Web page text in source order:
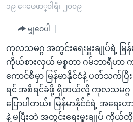
များ
ကျော်
ကြည့်
ပင်မ
အစ္စရေး-ပါလက်စတိုင်း
ရပ်ဝန်းတခု လမ်းတခု အလွန်
အင်္ဂလိပ်စာလေ့လာမယ်
အမေရိကန်သုံးအီဒီယံ
မကြေးမုံရဲ့ အင်္ဂလိပ်စာ
ရုပ်ရှင်ထဲက အင်္ဂလိပ်စာ
အပတ်စဉ်ကဏ္ဍများ
ရေဒီယို
တီဗွီ
ရေဒီယိုနှင့်ရုပ်သံ အချက်အလက်များ
ရေဒီယို/တီဗွီအစီအစဉ်
၁၉ ေဖေဖာ္၀ါရီ၊ ၂၀၀၉
မျှဝေပါ
ကုလသမဂ္ဂ အတွင်းရေးမှူးချုပ်ရဲ့ မြ
ကိုယ်စားလှယ် မစ္စတာ ဂမ်ဘာရီဟာ
ကောင်စီမှာ မြန်မာနိုင်ငံနဲ့ ပတ်သက်ပ
ရင် အစီရင်ခံဖို့ ရှိတယ်လို့ ကုလသမဂ္ဂ
ပြောပါတယ်။ မြန်မာနိုင်ငံရဲ့ အရေး
နဲ့ မပြီးဘဲ အတွင်းရေးမှူးချုပ် ကို